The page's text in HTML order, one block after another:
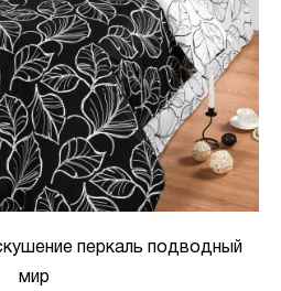
перкаль подводный
мир